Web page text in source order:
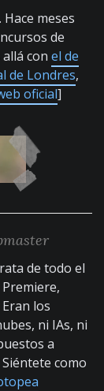
meses
de
con el de
de Londres,
oficial]
de todo el
Eran los
ni IAs, ni
a
Siéntete como